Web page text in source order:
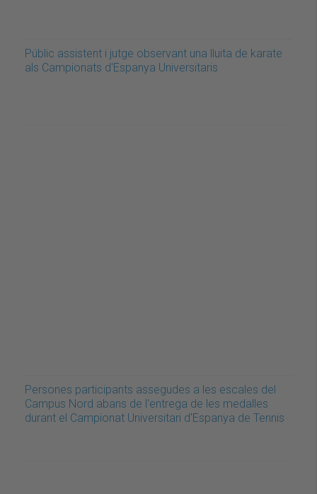
Públic assistent i jutge observant una lluita de karate
als Campionats d'Espanya Universitaris
Persones participants assegudes a les escales del
Campus Nord abans de l'entrega de les medalles
durant el Campionat Universitari d'Espanya de Tennis